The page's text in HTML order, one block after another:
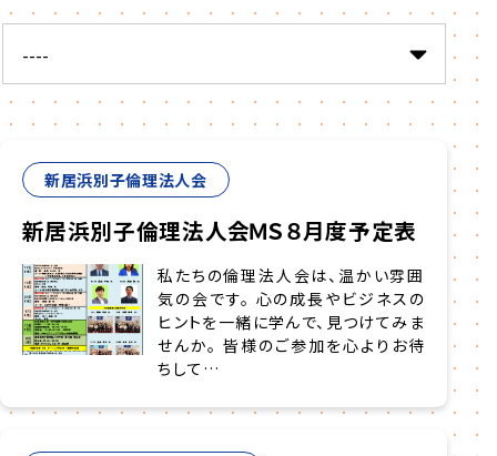
新居浜別子倫理法人会
新居浜別子倫理法人会ＭＳ８月度予定表
私たちの倫理法人会は、温かい雰囲
気の会です。 心の成長やビジネスの
ヒントを一緒に学んで、見つけてみま
せんか。 皆様のご参加を心よりお待
ちして…